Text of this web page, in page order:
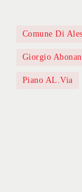
Comune Di
Giorgio
Piano AL.Via